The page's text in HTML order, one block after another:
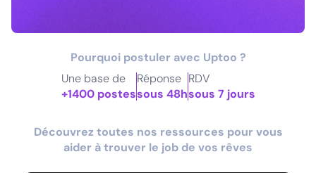
Pourquoi postuler avec Uptoo ?
Une base de
+1400 postes
Réponse
sous 48h
RDV
sous 7 jours
Découvrez toutes nos ressources pour vous
aider à trouver le job de vos rêves